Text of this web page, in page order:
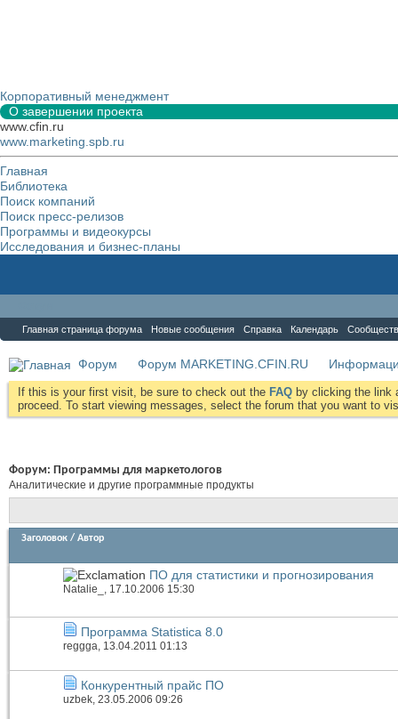
Корпоративный менеджмент
О завершении проекта
www.cfin.ru
www.marketing.spb.ru
Главная
Библиотека
Поиск компаний
Поиск пресс-релизов
Программы и видеокурсы
Исследования и бизнес-планы
Главная страница форума Новые сообщения Справка Календарь
Форум Форум MARKETING.CFIN.RU
If this is your first visit, be sure to check out the FAQ by clicking the link
proceed. To start viewing messages, select the forum that you want to
Форум: Программы для маркетологов
Аналитические и другие программные продукты
Заголовок / Автор
ПО для статистики и прогнозирования
Natalie_ , 17.10.2006 15:30
Программа Statistica 8.0
reggga, 13.04.2011 01:13
Конкурентный прайс ПО
uzbek, 23.05.2006 09:26